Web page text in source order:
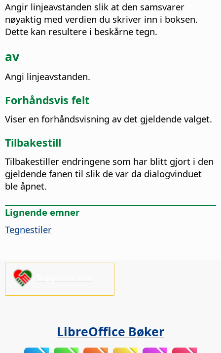
Angir linjeavstanden slik at den samsvarer
nøyaktig med verdien du skriver inn i boksen.
Dette kan resultere i beskårne tegn.
av
Angi linjeavstanden.
Forhåndsvis felt
Viser en forhåndsvisning av det gjeldende valget.
Tilbakestill
Tilbakestiller endringene som har blitt gjort i den
gjeldende fanen til slik de var da dialogvinduet
ble åpnet.
Lignende emner
Tegnestiler
LibreOffice Bøker